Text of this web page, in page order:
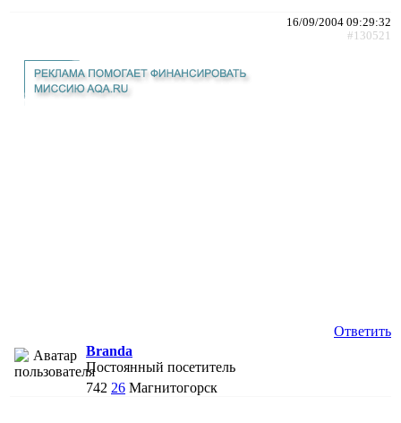
16/09/2004 09:29:32
#130521
Ответить
Branda
Постоянный посетитель
742 26 Магнитогорск